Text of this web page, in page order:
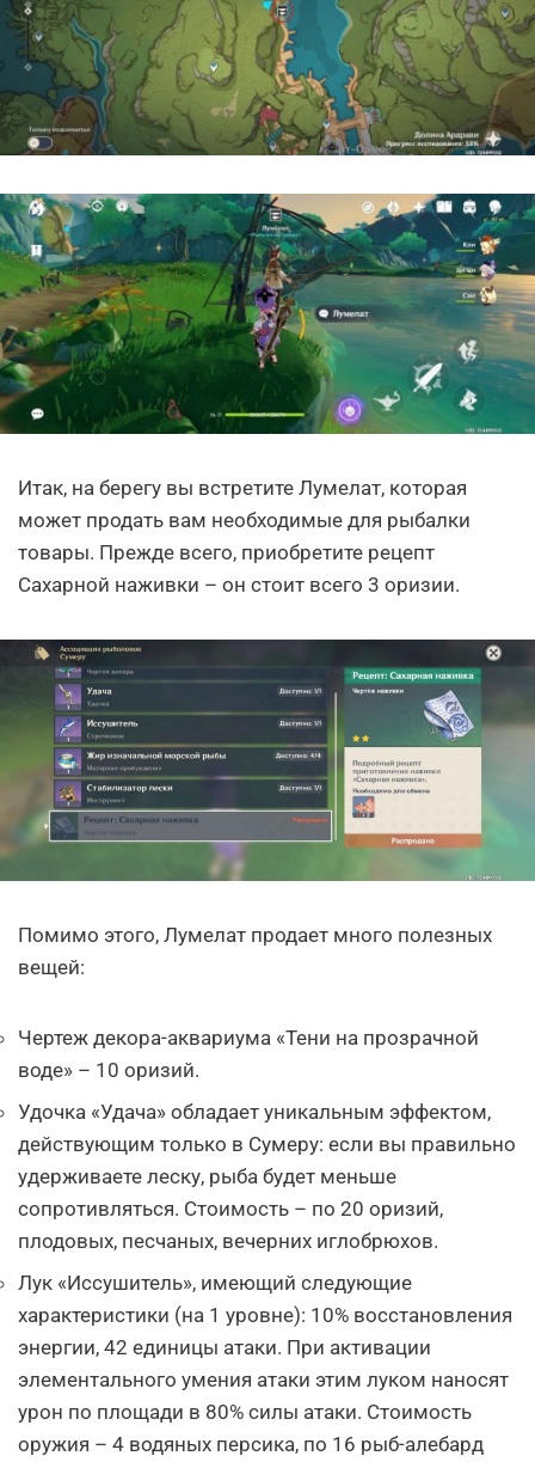
Итак, на берегу вы встретите Лумелат, которая
может продать вам необходимые для рыбалки
товары. Прежде всего, приобретите рецепт
Сахарной наживки – он стоит всего 3 оризии.
Помимо этого, Лумелат продает много полезных
вещей:
Чертеж декора-аквариума «Тени на прозрачной
воде» – 10 оризий.
Удочка «Удача» обладает уникальным эффектом,
действующим только в Сумеру: если вы правильно
удерживаете леску, рыба будет меньше
сопротивляться. Стоимость – по 20 оризий,
плодовых, песчаных, вечерних иглобрюхов.
Лук «Иссушитель», имеющий следующие
характеристики (на 1 уровне): 10% восстановления
энергии, 42 единицы атаки. При активации
элементального умения атаки этим луком наносят
урон по площади в 80% силы атаки. Стоимость
оружия – 4 водяных персика, по 16 рыб-алебард